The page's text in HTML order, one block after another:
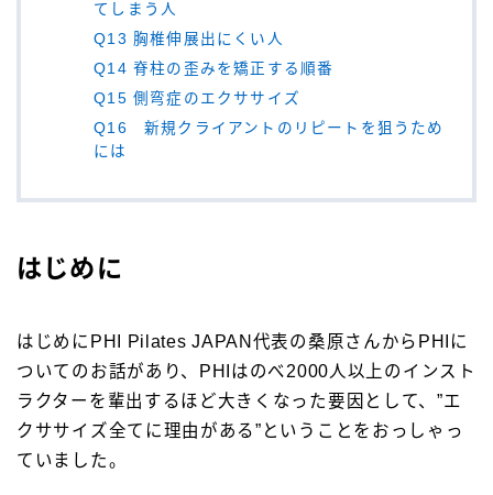
てしまう人
Q13 胸椎伸展出にくい人
Q14 脊柱の歪みを矯正する順番
Q15 側弯症のエクササイズ
Q16 新規クライアントのリピートを狙うため
には
はじめに
はじめに PHI Pilates JAPAN代表の桑原さんからPHIに
ついてのお話があり、PHIはのべ2000人以上のインスト
ラクターを輩出するほど大きくなった要因として、”エ
クササイズ全てに理由がある”ということをおっしゃっ
ていました。